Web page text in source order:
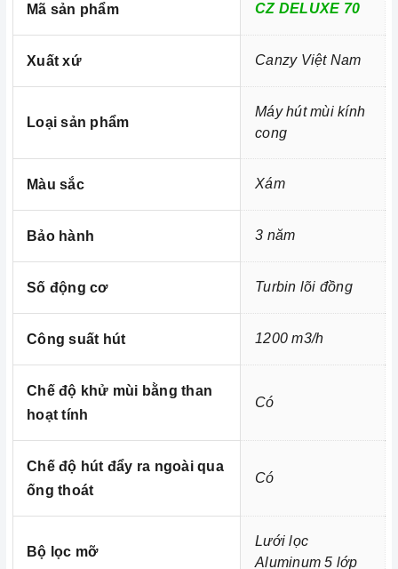
người nội trợ, là vật dụng không thể trong gian bếp của
động và luôn bận rộn đối với những người nội trợ vừa
phải làm nhiều công việc lại còn chăm sóc cho bữa ăn
của gia đình mình.
Mã sản phẩm CZ DELUXE 70
Xuất xứ Canzy Việt Nam
Loại sản phẩm
Máy hút mùi kính
cong
Màu sắc Xám
Bảo hành 3 năm
Số động cơ Turbin lõi đồng
Công suất hút 1200 m3/h
Chế độ khử mùi bằng than
hoạt tính
Có
Chế độ hút đẩy ra ngoài qua
ống thoát
Có
Bộ lọc mỡ
Lưới lọc
Aluminum 5 lớp